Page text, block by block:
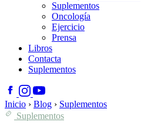
Suplementos
Oncología
Ejercicio
Prensa
Libros
Contacta
Suplementos
Inicio › Blog › Suplementos
Suplementos